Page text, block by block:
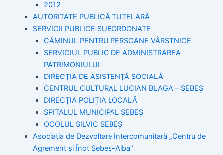
2012
AUTORITATE PUBLICĂ TUTELARĂ
SERVICII PUBLICE SUBORDONATE
CĂMINUL PENTRU PERSOANE VÂRSTNICE
SERVICIUL PUBLIC DE ADMINISTRAREA
PATRIMONIULUI
DIRECȚIA DE ASISTENȚĂ SOCIALĂ
CENTRUL CULTURAL LUCIAN BLAGA – SEBEȘ
DIRECȚIA POLIȚIA LOCALĂ
SPITALUL MUNICIPAL SEBEȘ
OCOLUL SILVIC SEBEȘ
Asociația de Dezvoltare Intercomunitară „Centru de
Agrement și Înot Sebeș-Alba”